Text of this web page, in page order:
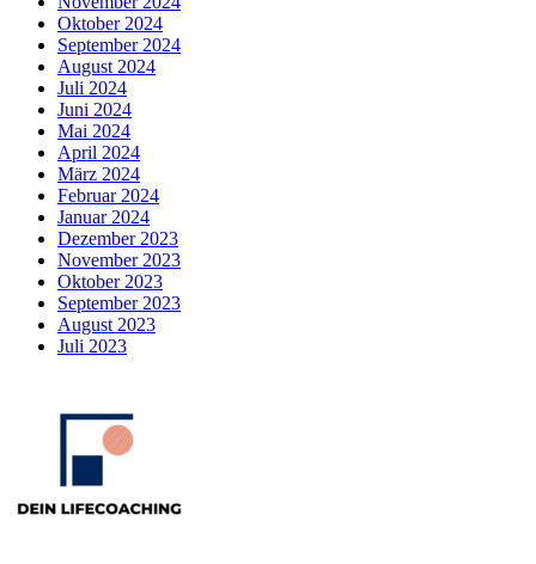
Oktober 2024
September 2024
August 2024
Juli 2024
Juni 2024
Mai 2024
April 2024
März 2024
Februar 2024
Januar 2024
Dezember 2023
November 2023
Oktober 2023
September 2023
August 2023
Juli 2023